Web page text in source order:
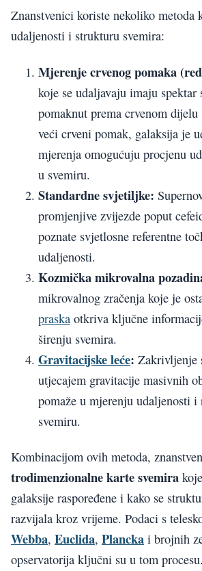
Znanstvenici koriste nekoliko metoda
udaljenosti i strukturu svemira:
Mjerenje crvenog pomaka
koje se udaljavaju imaju spektar
pomaknut prema crvenom
veći crveni pomak, galaksija je
mjerenja omogućuju procjenu
u svemiru.
Standardne svjetiljke:
promjenjive zvijezde poput
poznate svjetlosne referentne
udaljenosti.
Kozmička mikrovalna
mikrovalnog zračenja koje je
praska otkriva ključne
širenju svemira.
Gravitacijske leće: Zakrivljenje
utjecajem gravitacije masivnih
pomaže u mjerenju udaljenosti i
svemiru.
Kombinacijom ovih metoda,
trodimenzionalne karte svemira
galaksije raspoređene i kako se
razvijala kroz vrijeme. Podaci s
Webba, Euclida, Plancka i brojnih
opservatorija ključni su u tom procesu.